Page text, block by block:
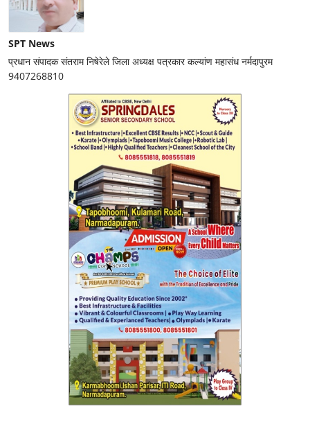
SPT News
प्रधान संपादक संतराम निषेरेले जिला अध्यक्ष पत्रकार कल्यांण महासंध नर्मदापुरम
9407268810